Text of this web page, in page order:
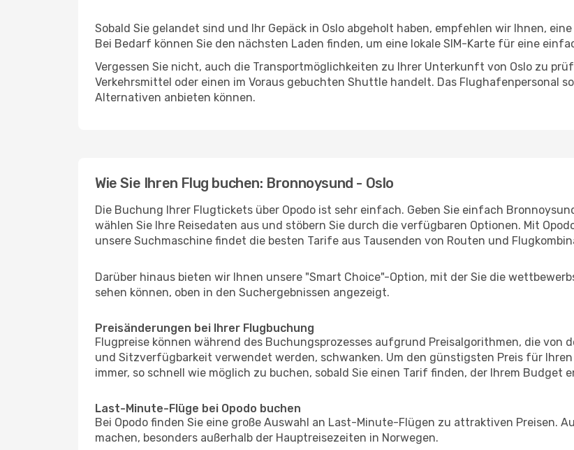
Sobald Sie gelandet sind und Ihr Gepäck in Oslo abgeholt haben, empfehlen wir Ihnen,
Bei Bedarf können Sie den nächsten Laden finden, um eine lokale SIM-Karte für eine
Vergessen Sie nicht, auch die Transportmöglichkeiten zu Ihrer Unterkunft von Oslo zu
Verkehrsmittel oder einen im Voraus gebuchten Shuttle handelt. Das Flughafenpersonal
Alternativen anbieten können.
Wie Sie Ihren Flug buchen: Bronnoysund - Oslo
Die Buchung Ihrer Flugtickets über Opodo ist sehr einfach. Geben Sie einfach
wählen Sie Ihre Reisedaten aus und stöbern Sie durch die verfügbaren Optionen. Mit
unsere Suchmaschine findet die besten Tarife aus Tausenden von Routen und
Darüber hinaus bieten wir Ihnen unsere "Smart Choice"-Option, mit der Sie die
sehen können, oben in den Suchergebnissen angezeigt.
Preisänderungen bei Ihrer Flugbuchung
Flugpreise können während des Buchungsprozesses aufgrund Preisalgorithmen, die
und Sitzverfügbarkeit verwendet werden, schwanken. Um den günstigsten Preis für
immer, so schnell wie möglich zu buchen, sobald Sie einen Tarif finden, der Ihrem Budget
Last-Minute-Flüge bei Opodo buchen
Bei Opodo finden Sie eine große Auswahl an Last-Minute-Flügen zu attraktiven Preisen.
machen, besonders außerhalb der Hauptreisezeiten in Norwegen.